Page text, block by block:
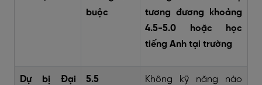
buộc
tương đương khoảng
4.5-5.0 hoặc học
tiếng Anh tại trường
Dự bị Đại
5.5
Không kỹ năng nào